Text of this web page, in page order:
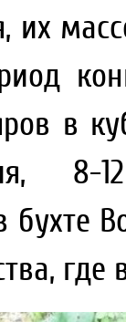
их
в
8-
бухте